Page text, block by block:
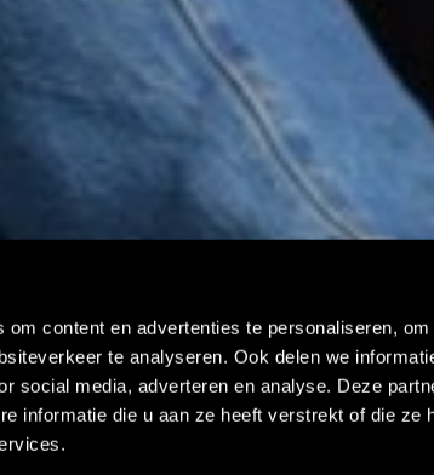
om content en advertenties te personaliseren,
te analyseren. Ook delen we
social media, adverteren en analyse. Deze
informatie die u aan ze heeft verstrekt of die ze